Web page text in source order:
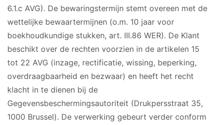
6.1.c AVG). De bewaringstermijn stemt overeen met de
wettelijke bewaartermijnen (o.m. 10 jaar voor
boekhoudkundige stukken, art. III.86 WER). De Klant
beschikt over de rechten voorzien in de artikelen 15
tot 22 AVG (inzage, rectificatie, wissing, beperking,
overdraagbaarheid en bezwaar) en heeft het recht
klacht in te dienen bij de
Gegevensbeschermingsautoriteit (Drukpersstraat 35,
1000 Brussel). De verwerking gebeurt verder conform